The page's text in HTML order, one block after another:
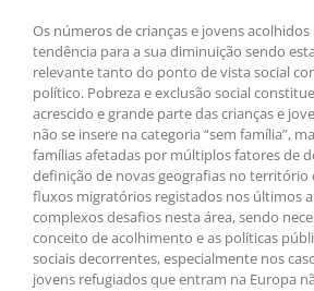
Os números de crianças e jovens
tendência para a sua diminuição sendo
relevante tanto do ponto de vista social
político. Pobreza e exclusão social
acrescido e grande parte das crianças e
não se insere na categoria “sem família”,
famílias afetadas por múltiplos fatores de
definição de novas geografias no território
fluxos migratórios registados nos últimos
complexos desafios nesta área, sendo
conceito de acolhimento e as políticas
sociais decorrentes, especialmente nos
jovens refugiados que entram na Europa